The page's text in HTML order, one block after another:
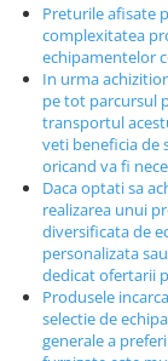
Street Workout
Terenuri
Trasee Ninja
Echipamente
Mese de jocuri
MOBILIER URBAN
Garduri/
Cosuri de gunoi
Panouri pentru
Foisoare si pergole
Rastel Biciclete
Preturile afisate
complexitatea
echipamentelor
In urma
pe tot parcursul
transportul
veti beneficia de
oricand va fi
Daca optati sa
realizarea unui
diversificata de
personalizata
dedicat ofertarii
Produsele
selectie de
generale a